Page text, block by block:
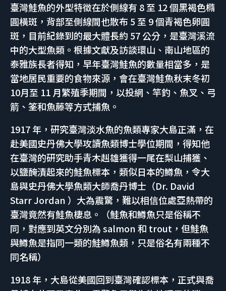
臺灣鮭魚的外型特徵在於側線有 8 至 12 個黑褐色橢
圓橫斑，背部至側線間也散布 5 至 9 個青褐色卵圓
斑，目前紀錄到的最大體長約 57 公分，是臺灣溪流
中的大型魚類。根據文獻及訪談環山、南山地區的
泰雅族長者得知，早年臺灣鮭魚的數量相當多，是
當地居民重要的食物來源，會在臺灣鮭魚秋末冬初
10月至 11 月繁殖季期間，以投網、竿釣、魚叉、弓
箭、筌和魚藤等方式捕魚。
1917 年，研究臺灣淡水魚的魚類專家大島正滿，在
赴美國史丹佛大學攻讀魚類博士學位期間，得知他
在臺灣的研究助手青木赳雄獲得一尾在梨山捕獲、
以鹽醃漬起來的鮭魚標本，類似日本的鱒魚，令大
島與史丹佛大學魚類大師喬丹博士（Dr. David
Starr Jordan ）大為震驚，難以相信位處亞熱帶的
臺灣竟然有鮭魚棲息。（鮭魚和鱒魚只是俗稱不
同，對應到英文分別為 salmon 和 trout，但鮭魚
與鱒魚是指同一類的鮭鱒魚類，只是俗名有兩種不
同名稱）
1918 年，大島從美國回到臺灣確認標本，正式與喬